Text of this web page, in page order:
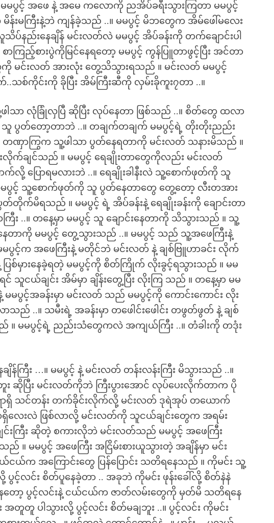
အဖေ နဲ့ အမေ ကလောကို ညအိပ်ခရီးသွားကြတာ မမပွင့်
န်းမကြီးနဲ့ဘဲ ကျန်ခဲ့သည် ..။ မမပွင့် မိဘတွေက အိမ်ဖေါ်မလေး
ပ်နည်းနေချိန် မင်းလတ်လဲ မမပွင့် အိပ်ခန်းကို တက်ချောင်းပါ
ကြည့်စားပွဲကိုမြင်နေရတော့ မမပွင့် ကွန်ပြူတာဖွင့်ပြီး အင်တာ
မင်းလတ် အားလုံး တွေ့သိသွားရသည် ။ မင်းလတ် မမပွင့်
သစ်ကိုင်းကို ခိုပြီး အိမ်ကြီးဆီကို လှမ်းခိုကူး၇တာ ..။
ါသာ လုံခြုံလှပြီ ဆိုပြီး လုပ်နေတာ ဖြစ်သည် ..။ စိတ်တွေ ထလာ
သူ ပွတ်တော့တာဘဲ ..။ တချက်တချက် မမပွင့်ရဲ့ တိုးတိုးညည်း
ဏှာကြွက သူ့ဖါသာ ပွတ်နေရတာကို မင်းလတ် သနားမိသည် ။
က်ချင်သည် ။ မမပွင့် ရေချိုးတာတွေကိုလည်း မင်းလတ်
လို့ ပြောရမလားဘဲ ..။ ရေချိုးခါနီးလဲ သူ့စောက်ဖုတ်ကို သူ
ပွင့် သူ့စောက်ဖုတ်ကို သူ ပွတ်နေတာတွေ တွေ့တော့ လီးတအား
တိုက်မိရသည် ။ မမပွင့် ရဲ့ အိပ်ခန်းနဲ့ ရေချိုးခန်းကို ချောင်းတာ
..။ တနေ့မှာ မမပွင့် သူ ချောင်းနေတာကို သိသွားသည် ။ သူ့
တာကို မမပွင့် တွေ့သွားသည် ..။ မမပွင့် သည် သူ့အဖေကြီးနဲ့
ပွင့်က အဖေကြီးနဲ့ မတိုင်ဘဲ မင်းလတ် နဲ့ ချစ်ဗြူဟာခင်း လိုက်
စ်မှားနေခဲ့ရတဲ့ မမပွင့်ကို စိတ်ကြိုက် လိုးခွင့်ရသွားသည် ။ မမ
ယ်ချင်း အိမ်မှာ ချိန်းတွေ့ပြီး လိုးကြ သည် ။ တနေ့မှာ မမ
ပွင့်အခန်းမှာ မင်းလတ် သည် မမပွင့်ကို ကောင်းကောင်း လိုး
သည် ..။ သမီးရဲ့ အခန်းမှာ တဖေါင်းဖေါင်း တဖွတ်ဖွတ် နဲ့ ချစ်
။ မမပွင့်ရဲ့ ညည်းသံတွေကလဲ အကျယ်ကြီး ..။ တံခါးကို တဒုံး
ကြီး …။ မမပွင့် နဲ့ မင်းလတ် တန်းလန်းကြီး မိသွားသည် ..။
ဆိုပြီး မင်းလတ်ကိုဘဲ ကြီးပွားအောင် လုပ်ပေးလိုက်တာက ပို
ရှိ သင်တန်း တက်ခိုင်းလိုက်လို့ မင်းလတ် ဒုရဲအုပ် တယောက်
ာရှိလေးလဲ ဖြစ်လာလို့ မင်းလတ်ကို သူငယ်ချင်းတွေက အရမ်း
င်းကြီး ဆိုတဲ့ စကားလိုဘဲ မင်းလတ်သည် မမပွင့် အဖေကြီး
မမပွင့် အဖေကြီး အငြိမ်းစားယူသွားတဲ့ အချိန်မှာ မင်း
ယ်က အကြောင်းတွေ ပြန်ပြောင်း သတိရနေသည် ။ ကိုမင်း သူ့
လင်း စိတ်ပူနေခဲ့တာ .. အခုဘဲ ကိုမင်း ဖုန်းခေါ်လို့ စိတ်နဲနဲ
ေတော့ ပွင့်လင်းနဲ့ ငယ်ငယ်က ဇာတ်လမ်းတွေကို မှတ်မိ သတိရနေ
တူ ပါသွားလို့ ပွင့်လင်း စိတ်မချဘူး ..။ ပွင့်လင်း ကိုမင်း